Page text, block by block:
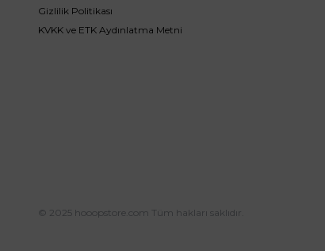
Gizlilik Politikası
KVKK ve ETK Aydınlatma Metni
© 2025 hooopstore.com Tüm hakları saklıdır.